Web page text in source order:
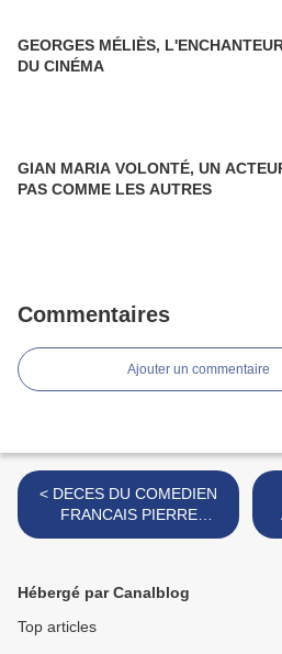
GEORGES MÉLIÈS,
DU CINÉMA
GIAN MARIA VOLONTÉ, UN
PAS COMME LES AUTRES
Commentaires
Ajouter un commentaire
< DECES DU COMEDIEN
FRANCAIS PIERRE
TORNADE
Hébergé par Canalblog
Top articles